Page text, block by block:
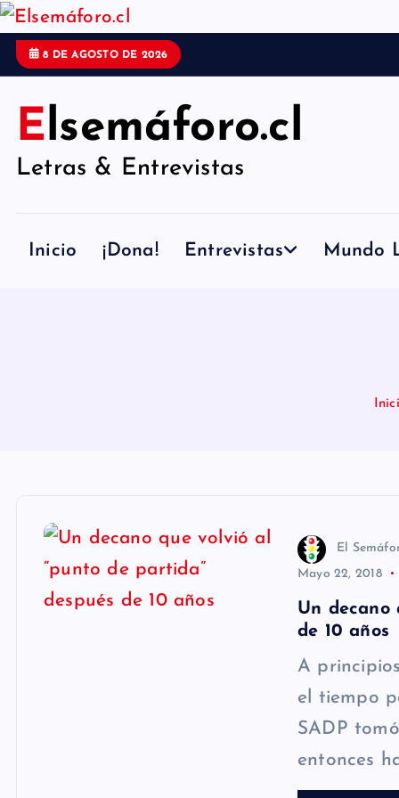
S
l
8 DE AGOSTO DE 2026
Elsemáforo.cl
Letras & Entrevistas
Inicio ¡Dona! Entrevistas Mundo
El
Mayo 22, 2018
Un decano
de 10 años
A
el tiempo
SADP
entonces